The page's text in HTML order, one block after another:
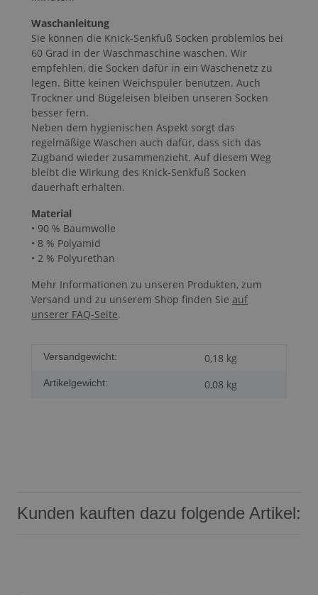
Waschanleitung
Sie können die Knick-Senkfuß Socken problemlos bei
60 Grad in der Waschmaschine waschen. Wir
empfehlen, die Socken dafür in ein Wäschenetz zu
legen. Bitte keinen Weichspüler benutzen. Auch
Trockner und Bügeleisen bleiben unseren Socken
besser fern.
Neben dem hygienischen Aspekt sorgt das
regelmäßige Waschen auch dafür, dass sich das
Zugband wieder zusammenzieht. Auf diesem Weg
bleibt die Wirkung des Knick-Senkfuß Socken
dauerhaft erhalten.
Material
• 90 % Baumwolle
• 8 % Polyamid
• 2 % Polyurethan
Mehr Informationen zu unseren Produkten, zum
Versand und zu unserem Shop finden Sie auf
unserer FAQ-Seite.
Versandgewicht: 0,18 kg
Artikelgewicht: 0,08 kg
Kunden kauften dazu folgende Artikel: